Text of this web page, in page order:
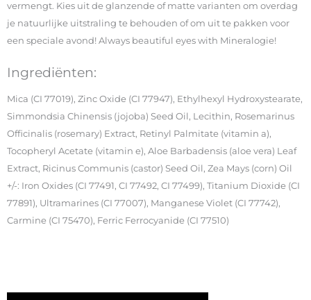
vermengt. Kies uit de glanzende of matte varianten om overdag
je natuurlijke uitstraling te behouden of om uit te pakken voor
een speciale avond! Always beautiful eyes with Mineralogie!
Ingrediënten:
Mica (CI 77019), Zinc Oxide (CI 77947), Ethylhexyl Hydroxystearate,
Simmondsia Chinensis (jojoba) Seed Oil, Lecithin, Rosemarinus
Officinalis (rosemary) Extract, Retinyl Palmitate (vitamin a),
Tocopheryl Acetate (vitamin e), Aloe Barbadensis (aloe vera) Leaf
Extract, Ricinus Communis (castor) Seed Oil, Zea Mays (corn) Oil
+/-: Iron Oxides (CI 77491, CI 77492, CI 77499), Titanium Dioxide (CI
77891), Ultramarines (CI 77007), Manganese Violet (CI 77742),
Carmine (CI 75470), Ferric Ferrocyanide (CI 77510)